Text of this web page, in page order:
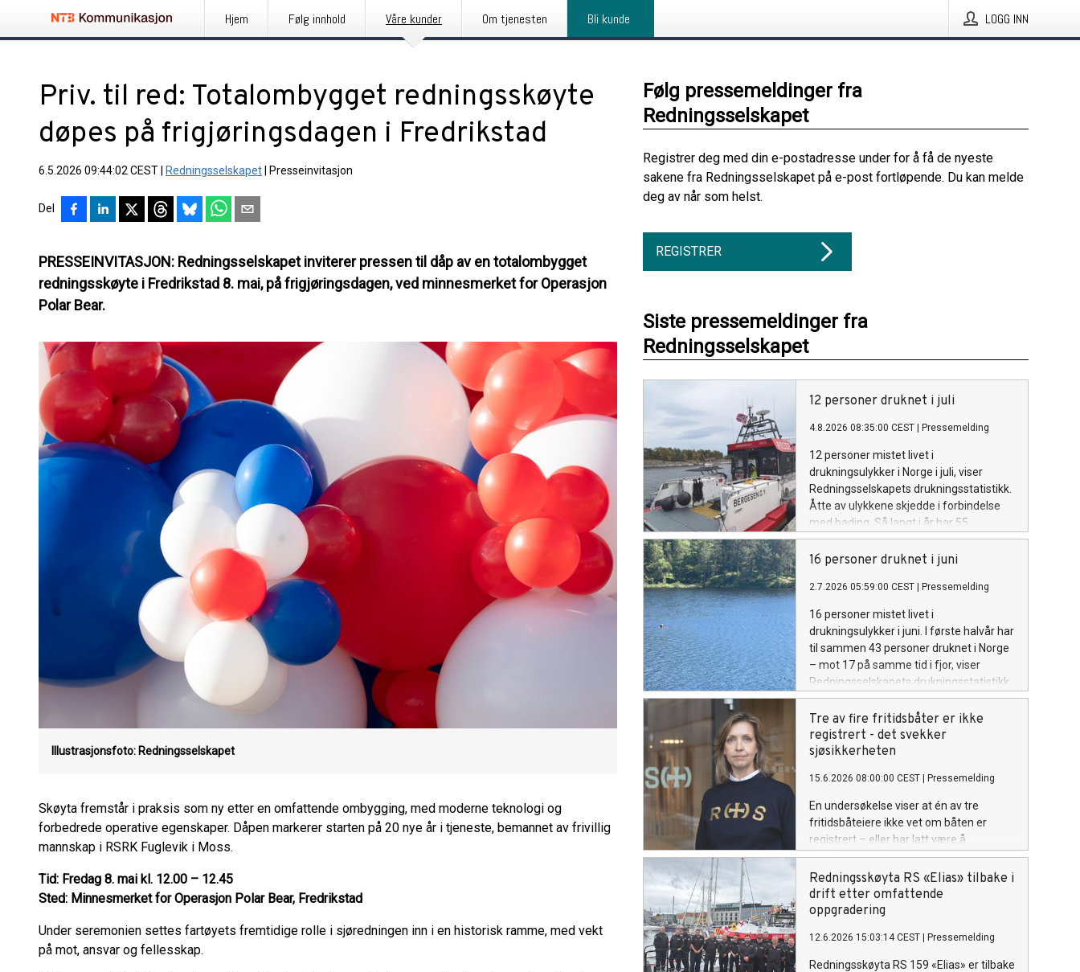
Hjem Følg innhold Våre kunder Om tjenesten Bli kunde LOGG INN
Priv. til red: Totalombygget redningsskøyte
døpes på frigjøringsdagen i Fredrikstad
6.5.2026 09:44:02 CEST Redningsselskapet Presseinvitasjon
Del
PRESSEINVITASJON: Redningsselskapet inviterer pressen til dåp av en totalombygget
redningsskøyte i Fredrikstad 8. mai, på frigjøringsdagen, ved minnesmerket for Operasjon
Polar Bear.
Illustrasjonsfoto: Redningsselskapet
Skøyta fremstår i praksis som ny etter en omfattende ombygging, med moderne teknologi og
forbedrede operative egenskaper. Dåpen markerer starten på 20 nye år i tjeneste, bemannet av frivillig
mannskap i RSRK Fuglevik i Moss.
Tid: Fredag 8. mai kl. 12.00 – 12.45
Sted: Minnesmerket for Operasjon Polar Bear, Fredrikstad
Under seremonien settes fartøyets fremtidige rolle i sjøredningen inn i en historisk ramme, med vekt
på mot, ansvar og fellesskap.
Følg pressemeldinger fra
Redningsselskapet
Registrer deg med din e-postadresse under for å få de nyeste
sakene fra Redningsselskapet på e-post fortløpende. Du kan melde
deg av når som helst.
REGISTRER
Siste pressemeldinger fra
Redningsselskapet
12 personer druknet i juli
4.8.2026 08:35:00 CEST Pressemelding
12 personer mistet livet i
drukningsulykker i Norge i juli, viser
Redningsselskapets drukningsstatistikk.
Åtte av ulykkene skjedde i forbindelse
med bading. Så langt i år har 55
personer druknet, noe som er seks flere
enn i hele 2025.
16 personer druknet i juni
2.7.2026 05:59:00 CEST Pressemelding
16 personer mistet livet i
drukningsulykker i juni. I første halvår har
til sammen 43 personer druknet i Norge
– mot 17 på samme tid i fjor, viser
Redningsselskapets drukningsstatistikk.
Tre av fire fritidsbåter er ikke
registrert - det svekker
sjøsikkerheten
15.6.2026 08:00:00 CEST Pressemelding
En undersøkelse viser at én av tre
fritidsbåteiere ikke vet om båten er
registrert – eller har latt være å
registrere den. I praksis er bare én av fire
fritidsbåter i Norge registrert. Det
bekymrer Redningsselskapet.
Redningsskøyta RS «Elias» tilbake i
drift etter omfattende
oppgradering
12.6.2026 15:03:14 CEST Pressemelding
Redningsskøyta RS 159 «Elias» er tilbake